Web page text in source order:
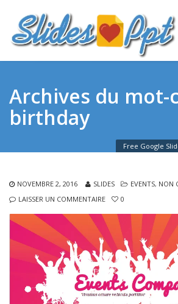
Archives du mot-
birthday
Free Google
NOVEMBRE 2, 2016 SLIDES EVENTS, NON
LAISSER UN COMMENTAIRE
0